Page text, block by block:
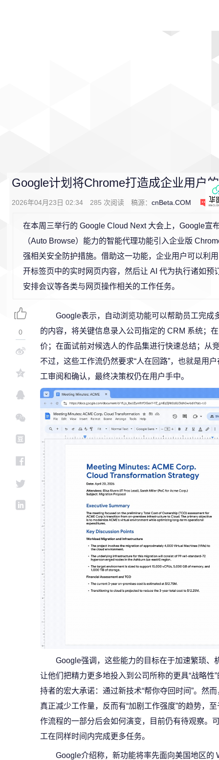
Google计划将Chrome打造成企业用户
2026年04月23日 02:34 285 次阅读 稿源： cnBeta.COM 0
在本周三举行的 Google Cloud Next 大会上，Google宣
（Auto Browse）能力的智能代理功能引入企业版
强相关安全防护措施。借助这一功能，企业用户可以利
开标签页中的实时网页内容，然后让 AI 代为执行诸如预
安排会议等各类与网页操作相关的工作任务。
Google表示，自动浏览功能可以帮助员工完成
的内容，将关键信息录入公司指定的 CRM 系统；
价；在面试前对候选人的作品集进行快速总结；从
不过，这些工作流仍然要求“人在回路”，也就是用
工审阅和确认，最终决策权仍在用户手中。
Google强调，这些能力的目标在于加速繁琐、
让他们把精力更多地投入到公司所称的更具“战略性
持者的宏大承诺：通过新技术“帮你夺回时间”。然
真正减少工作量，反而有“加剧工作强度”的趋势，
作流程的一部分后会如何演变，目前仍有待观察。
工在同样时间内完成更多任务。
Google介绍称，新功能将率先面向美国地区的
0